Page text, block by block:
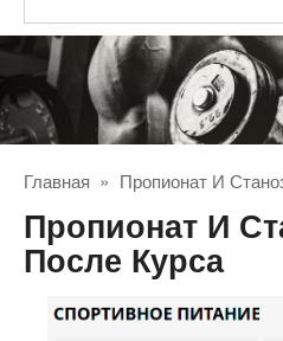
Главная » Пропионат И
Пропионат И Станозолол И
После Курса